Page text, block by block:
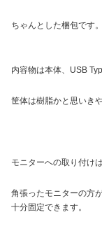
ちゃんとした梱包です。
内容物は本体、USB
筐体は樹脂かと思いき
モニターへの取り付け
角張ったモニターの方
十分固定できます。